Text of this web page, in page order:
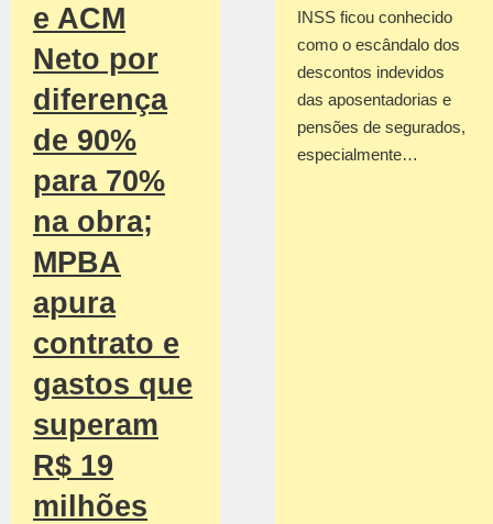
e ACM
Neto por
diferença
de 90%
para 70%
na obra;
MPBA
apura
contrato e
gastos que
superam
R$ 19
milhões
INSS ficou conhecido
como o escândalo dos
descontos indevidos
das aposentadorias e
pensões de segurados,
especialmente…